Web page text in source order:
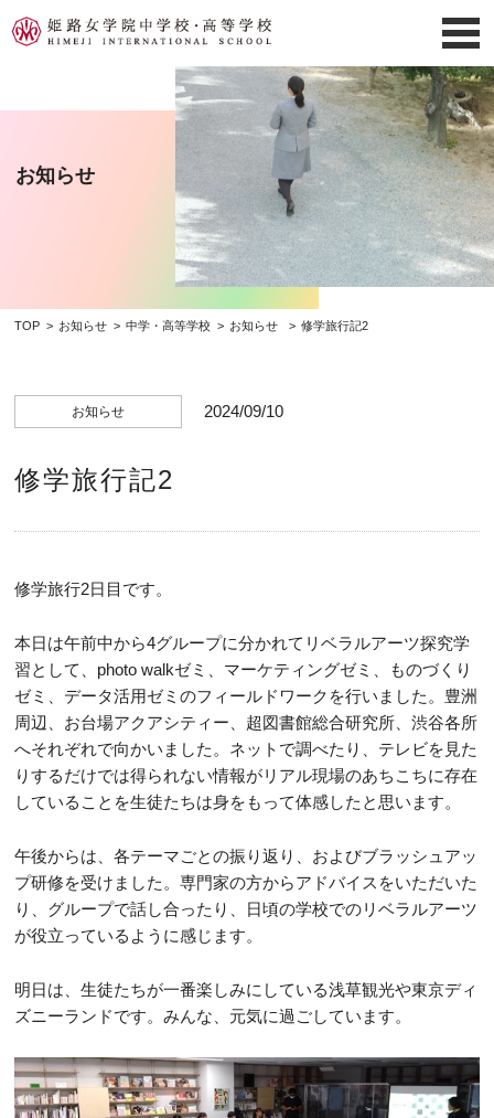
お知らせ
TOP お知らせ 中学・高等学校 お知らせ 修学旅行記2
お知らせ 2024/09/10
修学旅行記2
修学旅行2日目です。
本日は午前中から4グループに分かれてリベラルアーツ探究学
習として、photo walkゼミ、マーケティングゼミ、ものづくり
ゼミ、データ活用ゼミのフィールドワークを行いました。豊洲
周辺、お台場アクアシティー、超図書館総合研究所、渋谷各所
へそれぞれで向かいました。ネットで調べたり、テレビを見た
りするだけでは得られない情報がリアル現場のあちこちに存在
していることを生徒たちは身をもって体感したと思います。
午後からは、各テーマごとの振り返り、およびブラッシュアッ
プ研修を受けました。専門家の方からアドバイスをいただいた
り、グループで話し合ったり、日頃の学校でのリベラルアーツ
が役立っているように感じます。
明日は、生徒たちが一番楽しみにしている浅草観光や東京ディ
ズニーランドです。みんな、元気に過ごしています。